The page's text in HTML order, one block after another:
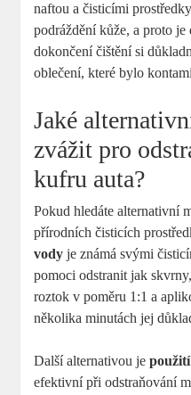
naftou a čisticími
podráždění kůže, a proto je
dokončení čištění si
oblečení, které bylo
Jaké
zvážit pro
kufru auta?
Pokud hledáte alternativní
přírodních čisticích
vody je známá svými
pomoci odstranit jak
roztok v poměru 1:1 a
několika minutách jej
Další alternativou je
efektivní při odstraňování